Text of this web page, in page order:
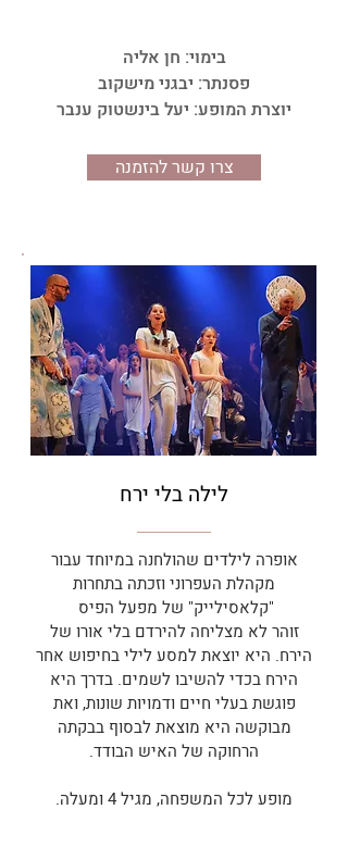
בימוי: חן אליה
פסנתר: יבגני מישקוב
יוצרת המופע: יעל בינשטוק ענבר
צרו קשר להזמנה
לילה בלי ירח
אופרה לילדים שהולחנה במיוחד עבור
מקהלת העפרוני וזכתה בתחרות
"קלאסילייק" של מפעל הפיס
זוהר לא מצליחה להירדם בלי אורו של
הירח. היא יוצאת למסע לילי בחיפוש אחר
הירח בכדי להשיבו לשמים. בדרך היא
פוגשת בעלי חיים ודמויות שונות, ואת
מבוקשה היא מוצאת לבסוף בבקתה
הרחוקה של האיש הבודד.
מופע לכל המשפחה, מגיל 4 ומעלה.